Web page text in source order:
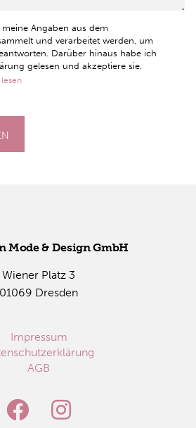
Angaben aus dem
und verarbeitet werden, um
Darüber hinaus habe ich
gelesen und akzeptiere sie.
Mode & De­sign GmbH
Wie­ner Platz 3
01069 Dres­den
Impressum
AGB